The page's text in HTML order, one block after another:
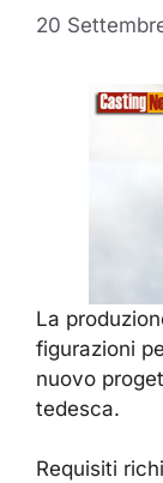
20
La
figurazioni
nuovo
tedesca.
Requisiti